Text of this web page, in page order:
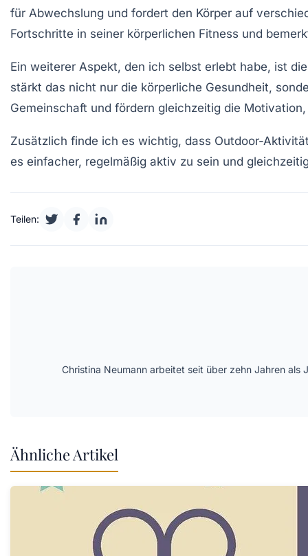
für Abwechslung und fordert den Körper auf
Fortschritte in seiner körperlichen Fitness und
Ein weiterer Aspekt, den ich selbst erlebt habe, ist
stärkt das nicht nur die körperliche Gesundheit,
Gemeinschaft und fördern gleichzeitig die Motivation
Zusätzlich finde ich es wichtig, dass Outdoor-
es einfacher, regelmäßig aktiv zu sein und
Teilen:
Christina Neumann arbeitet seit über zehn Jahren als
Ähnliche Artikel